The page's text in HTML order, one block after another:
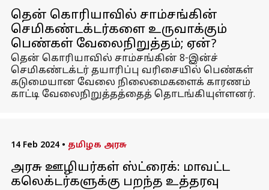
தென் கொரியாவில் சாம்சங்கின்
செமிகண்டக்டர்களை உருவாக்கும்
பெண்கள் வேலைநிறுத்தம்; ஏன்?
தென் கொரியாவில் சாம்சங்கின் 8-இன்ச்
செமிகண்டக்டர் தயாரிப்பு வரிசையில் பெண்கள்
கடுமையான வேலை நிலைமைகளைக் காரணம்
காட்டி வேலைநிறுத்தத்தைத் தொடங்கியுள்ளனர்.
14 Feb 2024 • தமிழக அரசு
அரசு ஊழியர்கள் ஸ்ட்ரைக்: மாவட்ட
கலெக்டர்களுக்கு பறந்த உத்தரவு